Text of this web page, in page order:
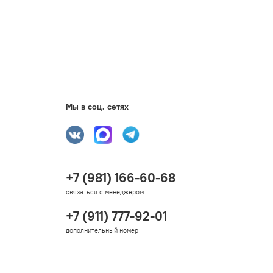
Мы в соц. сетях
+7 (981) 166-60-68
связаться с менеджером
+7 (911) 777-92-01
дополнительный номер